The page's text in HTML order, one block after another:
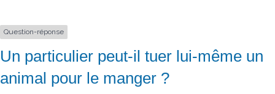
Question-réponse
Un particulier peut-il tuer lui-même un
animal pour le manger ?